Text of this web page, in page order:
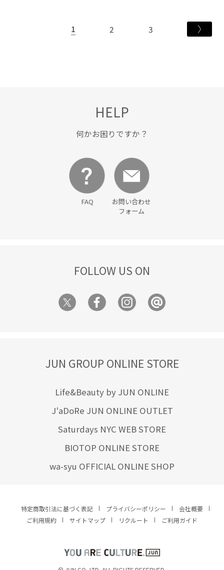
1 2 3
HELP
何かお困りですか？
FAQ
お問い合わせ
フォーム
FOLLOW US ON
JUN GROUP ONLINE STORE
Life&Beauty by JUN ONLINE
J'aDoRe JUN ONLINE OUTLET
Saturdays NYC WEB STORE
BIOTOP ONLINE STORE
wa-syu OFFICIAL ONLINE SHOP
特定商取引法に基づく表記 プライバシーポリシー
会社概要
ご利用規約
サイトマップ リクルート ご利用ガイド